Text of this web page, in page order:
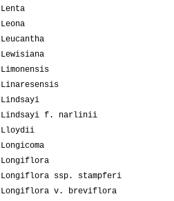
Lenta
Leona
Leucantha
Lewisiana
Limonensis
Linaresensis
Lindsayi
Lindsayi f. narlinii
Lloydii
Longicoma
Longiflora
Longiflora ssp. stampferi
Longiflora v. breviflora